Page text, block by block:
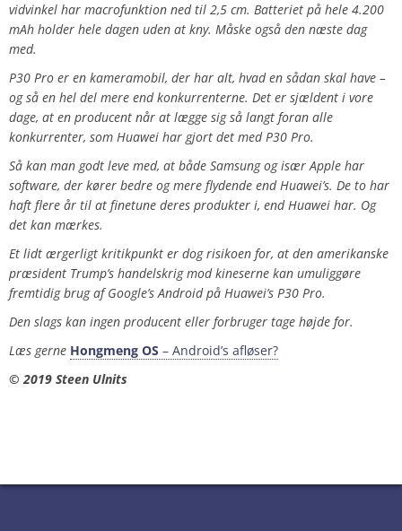
vidvinkel har macrofunktion ned til 2,5 cm. Batteriet på hele 4.200
mAh holder hele dagen uden at kny. Måske også den næste dag
med.
P30 Pro er en kameramobil, der har alt, hvad en sådan skal have –
og så en hel del mere end konkurrenterne. Det er sjældent i vore
dage, at en producent når at lægge sig så langt foran alle
konkurrenter, som Huawei har gjort det med P30 Pro.
Så kan man godt leve med, at både Samsung og især Apple har
software, der kører bedre og mere flydende end Huawei’s. De to har
haft flere år til at finetune deres produkter i, end Huawei har. Og
det kan mærkes.
Et lidt ærgerligt kritikpunkt er dog risikoen for, at den amerikanske
præsident Trump’s handelskrig mod kineserne kan umuliggøre
fremtidig brug af Google’s Android på Huawei’s P30 Pro.
Den slags kan ingen producent eller forbruger tage højde for.
Læs gerne Hongmeng OS – Android’s afløser?
© 2019 Steen Ulnits